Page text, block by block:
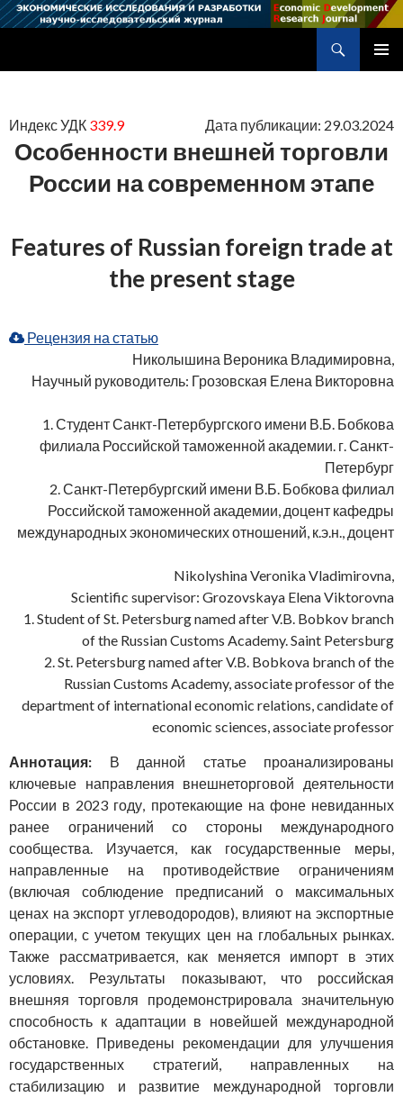
Индекс УДК 339.9 Дата публикации: 29.03.2024
Особенности внешней торговли
России на современном этапе
Features of Russian foreign trade at
the present stage
Рецензия на статью
Николышина Вероника Владимировна,
Научный руководитель: Грозовская Елена Викторовна
1. Студент Санкт-Петербургского имени В.Б. Бобкова
филиала Российской таможенной академии. г. Санкт-
Петербург
2. Санкт-Петербургский имени В.Б. Бобкова филиал
Российской таможенной академии, доцент кафедры
международных экономических отношений, к.э.н., доцент
Nikolyshina Veronika Vladimirovna,
Scientific supervisor: Grozovskaya Elena Viktorovna
1. Student of St. Petersburg named after V.B. Bobkov branch
of the Russian Customs Academy. Saint Petersburg
2. St. Petersburg named after V.B. Bobkova branch of the
Russian Customs Academy, associate professor of the
department of international economic relations, candidate of
economic sciences, associate professor
Аннотация: В данной статье проанализированы
ключевые направления внешнеторговой деятельности
России в 2023 году, протекающие на фоне невиданных
ранее ограничений со стороны международного
сообщества. Изучается, как государственные меры,
направленные на противодействие ограничениям
(включая соблюдение предписаний о максимальных
ценах на экспорт углеводородов), влияют на экспортные
операции, с учетом текущих цен на глобальных рынках.
Также рассматривается, как меняется импорт в этих
условиях. Результаты показывают, что российская
внешняя торговля продемонстрировала значительную
способность к адаптации в новейшей международной
обстановке. Приведены рекомендации для улучшения
государственных стратегий, направленных на
стабилизацию и развитие международной торговли